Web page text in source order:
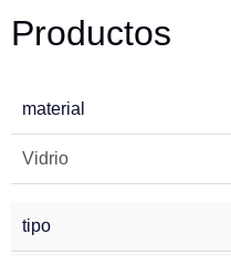
Productos
material
Vidrio
tipo